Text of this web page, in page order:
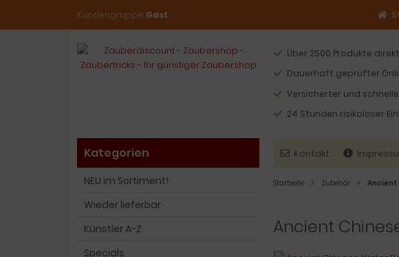
Kundengruppe: Gast
Über 2500 Produkte
Dauerhaft geprüfter
Versicherter und
24 Stunden risikoloser
Kontakt
Startseite Zubehör Ancient
Ancient
Kategorien
NEU im Sortiment!
Wieder lieferbar
Künstler A-Z
Specials